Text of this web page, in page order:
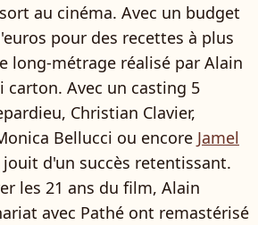
sort au cinéma. Avec un budget
pour des recettes à plus
long-métrage réalisé par Alain
carton. Avec un casting 5
Christian Clavier,
Bellucci ou encore Jamel
d'un succès retentissant.
les 21 ans du film, Alain
avec Pathé ont remastérisé